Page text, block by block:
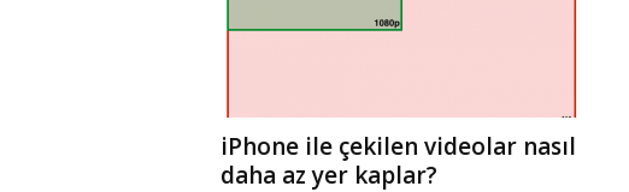
iPhone ile çekilen videolar nasıl
daha az yer kaplar?